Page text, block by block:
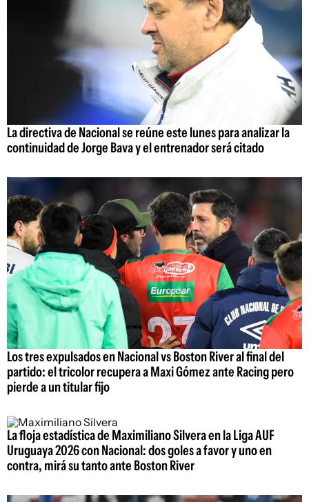
La directiva de Nacional se reúne este lunes para analizar la
continuidad de Jorge Bava y el entrenador será citado
Los tres expulsados en Nacional vs Boston River al final del
partido: el tricolor recupera a Maxi Gómez ante Racing pero
pierde a un titular fijo
La floja estadística de Maximiliano Silvera en la Liga AUF
Uruguaya 2026 con Nacional: dos goles a favor y uno en
contra, mirá su tanto ante Boston River